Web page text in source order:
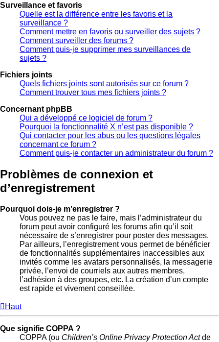
Surveillance et favoris
Quelle est la différence entre les favoris et la
surveillance ?
Comment mettre en favoris ou surveiller des sujets ?
Comment surveiller des forums ?
Comment puis-je supprimer mes surveillances de
sujets ?
Fichiers joints
Quels fichiers joints sont autorisés sur ce forum ?
Comment trouver tous mes fichiers joints ?
Concernant phpBB
Qui a développé ce logiciel de forum ?
Pourquoi la fonctionnalité X n’est pas disponible ?
Qui contacter pour les abus ou les questions légales
concernant ce forum ?
Comment puis-je contacter un administrateur du forum ?
Problèmes de connexion et
d’enregistrement
Pourquoi dois-je m’enregistrer ?
Vous pouvez ne pas le faire, mais l’administrateur du
forum peut avoir configuré les forums afin qu’il soit
nécessaire de s’enregistrer pour poster des messages.
Par ailleurs, l’enregistrement vous permet de bénéficier
de fonctionnalités supplémentaires inaccessibles aux
invités comme les avatars personnalisés, la messagerie
privée, l’envoi de courriels aux autres membres,
l’adhésion à des groupes, etc. La création d’un compte
est rapide et vivement conseillée.
Haut
Que signifie COPPA ?
COPPA (ou Children’s Online Privacy Protection Actde